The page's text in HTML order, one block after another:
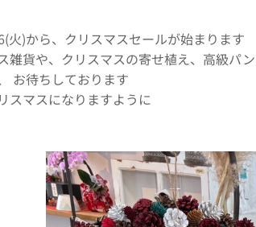
火)から、クリスマスセールが始まります❣️
雑貨や、クリスマスの寄せ植え、高級パ
お待ちしております🙇‍♀️
スマスになりますように✨